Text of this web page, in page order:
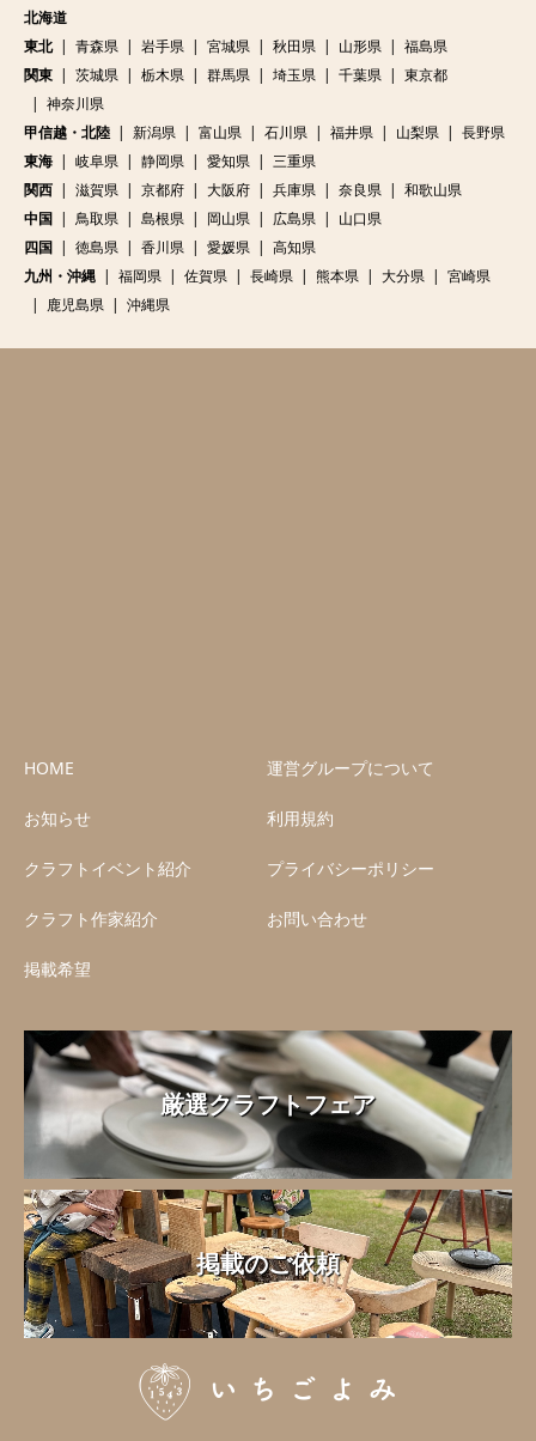
北海道
東北
青森県 岩手県 宮城県 秋田県 山形県
福島県
関東
茨城県 栃木県 群馬県 埼玉県 千葉県
東京都
神奈川県
甲信越・北陸
新潟県 富山県 石川県 福井県 山梨県
長野県
東海
岐阜県 静岡県 愛知県
三重県
関西
滋賀県 京都府 大阪府 兵庫県 奈良県
和歌山県
中国
鳥取県 島根県 岡山県 広島県
山口県
四国
徳島県 香川県 愛媛県
高知県
九州・沖縄
福岡県 佐賀県 長崎県 熊本県 大分県
宮崎県
鹿児島県
沖縄県
HOME
お知らせ
クラフトイベント紹介
クラフト作家紹介
掲載希望
運営グループについて
利用規約
プライバシーポリシー
お問い合わせ
厳選クラフトフェア
掲載のご依頼